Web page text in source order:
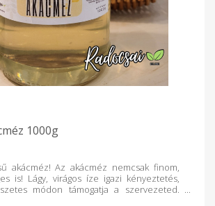
1000g
akácméz! Az akácméz nemcsak finom,
is! Lágy, virágos íze igazi kényeztetés,
módon támogatja a szervezeted.